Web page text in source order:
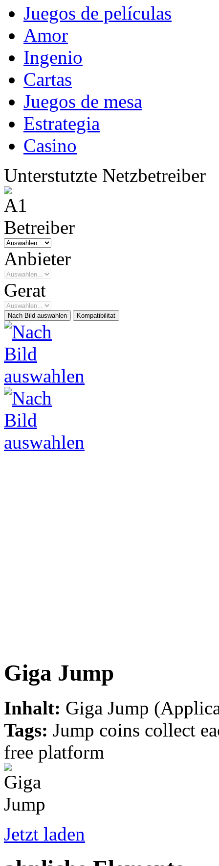
Juegos de películas
Amor
Ingenio
Cartas
Juegos de mesa
Estrategia
Casino
Unterstutzte Netzbetreiber
Betreiber
Anbieter
Gerat
Giga Jump
Inhalt: Giga Jump
Tags: Jump coins collect
free platform
Jetzt laden